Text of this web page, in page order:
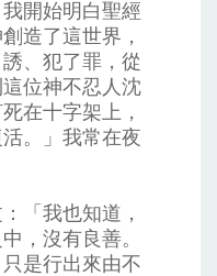
開始明白聖經
造了這世界，
、犯了罪，從
位神不忍人沈
在十字架上，
。」我常在夜
「我也知道，
，沒有良善。
是行出來由不